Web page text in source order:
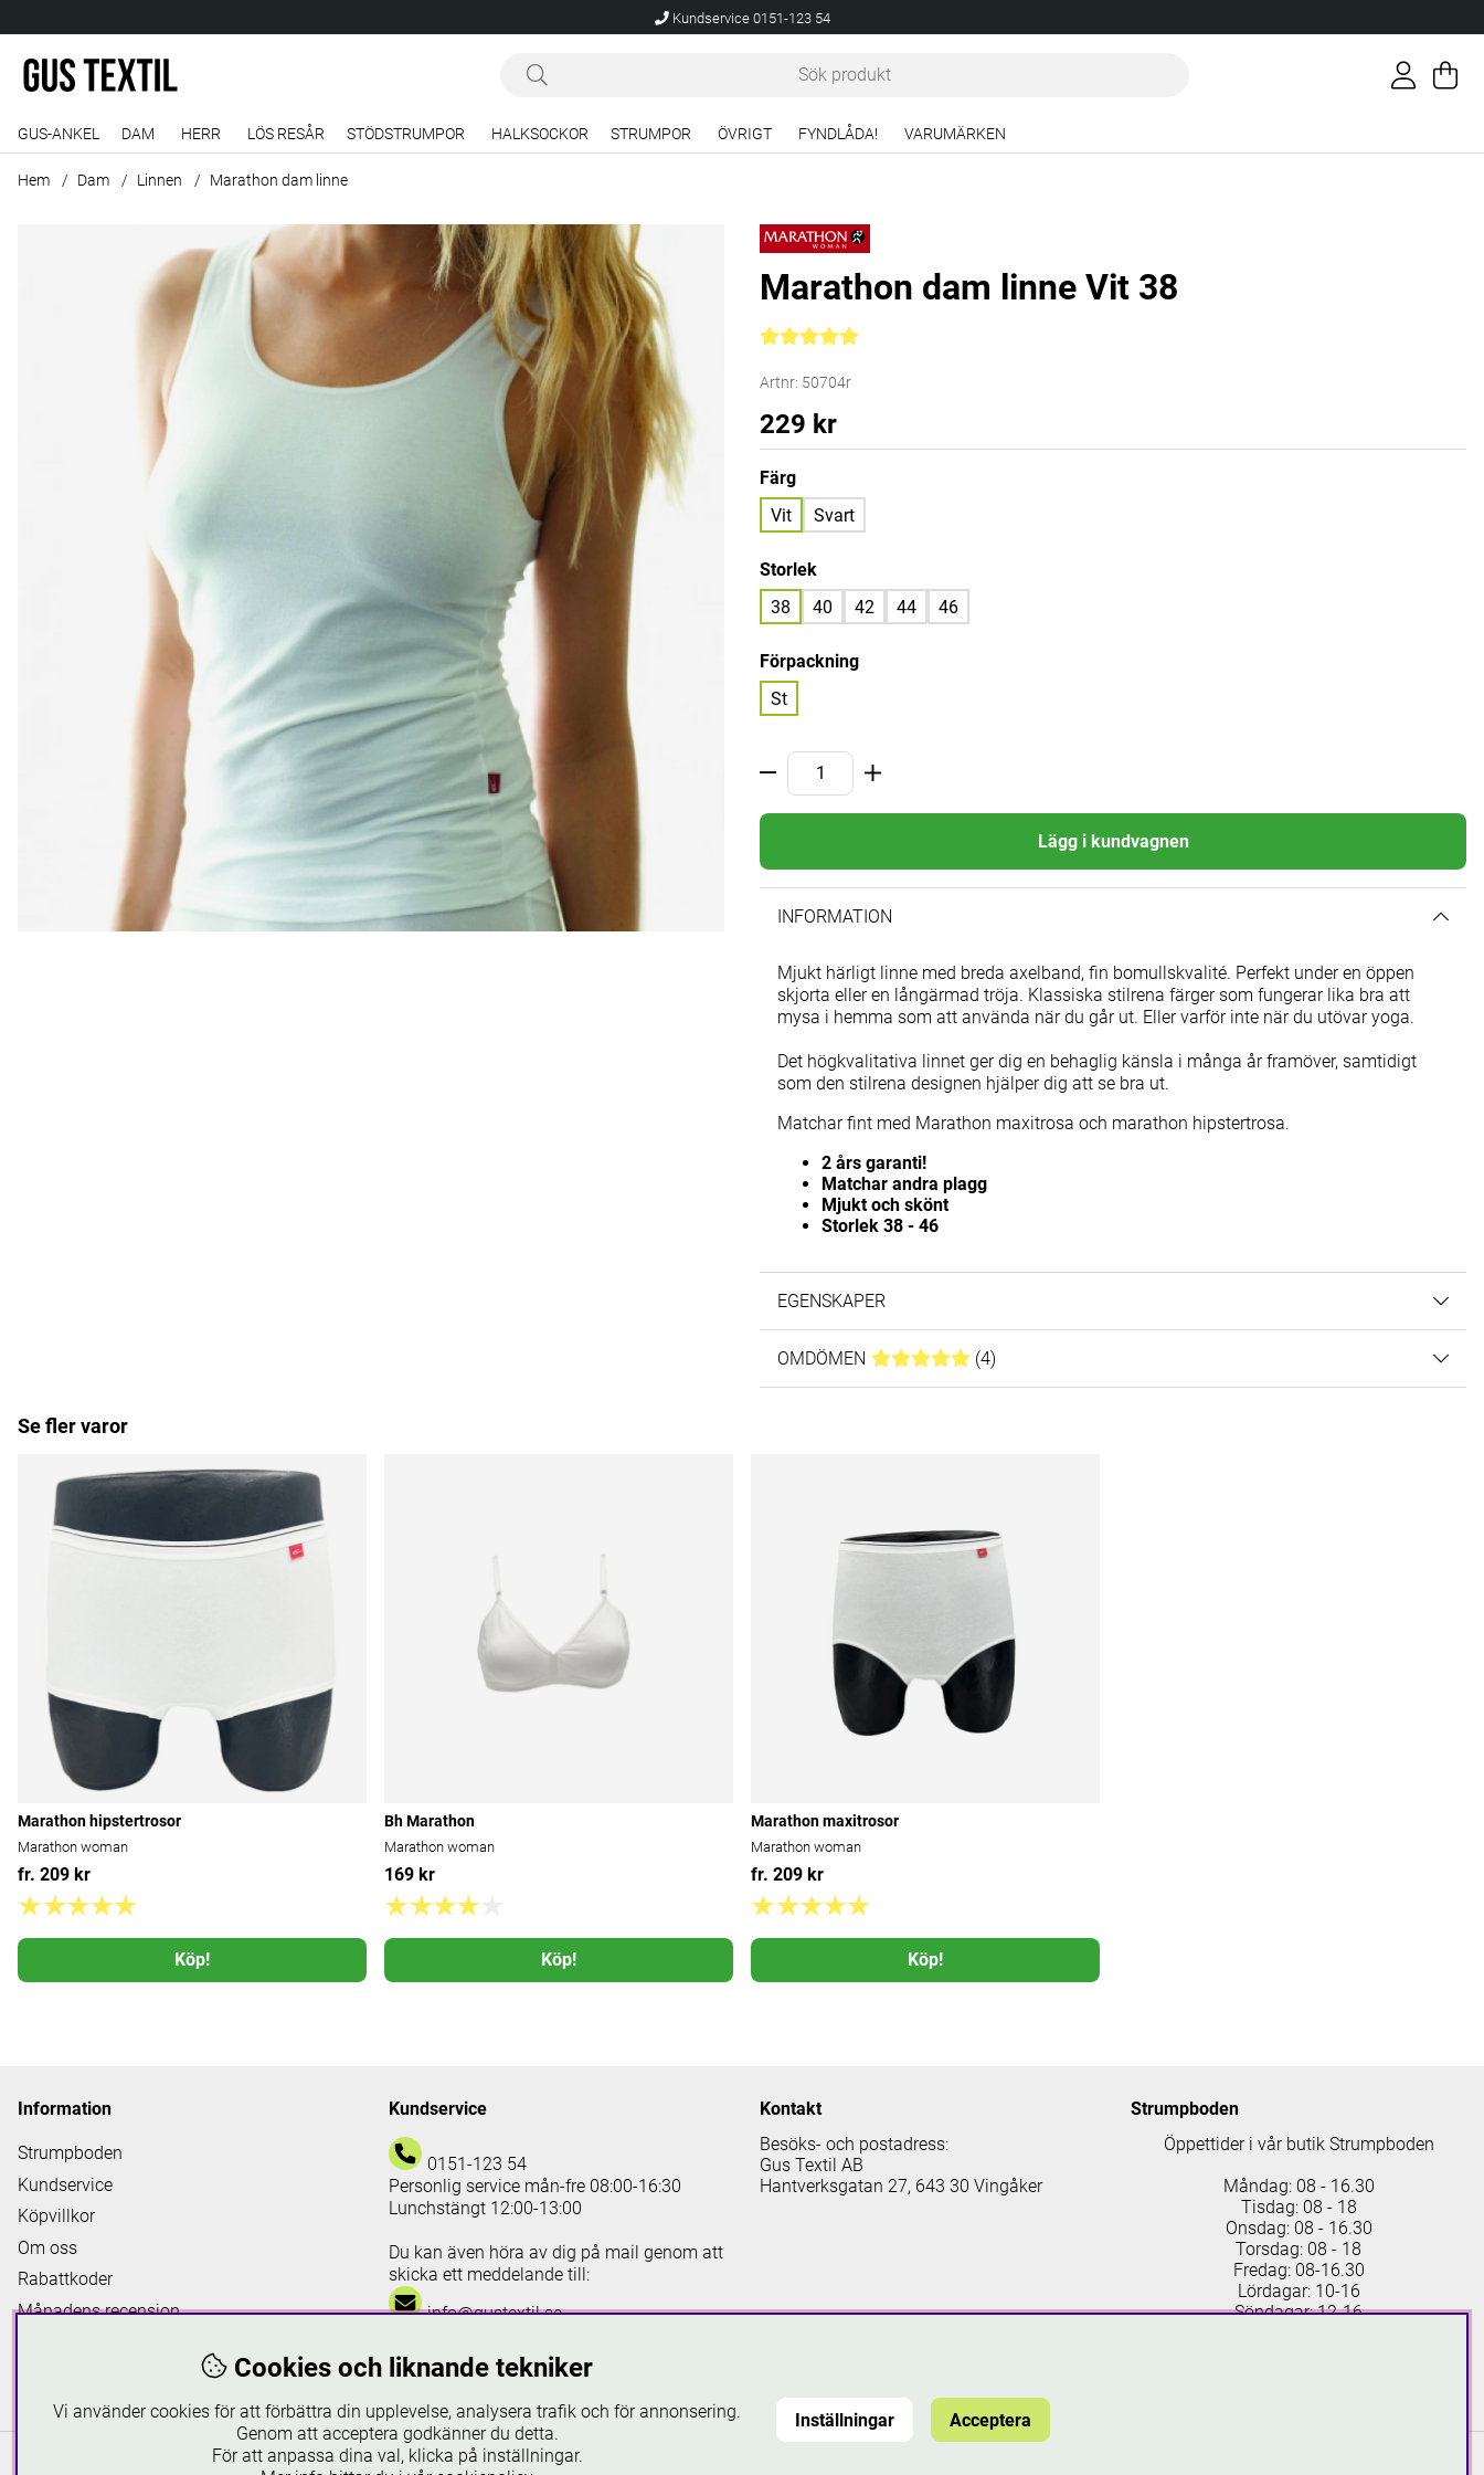
Kundservice 0151-123 54
.
GUS-ANKEL DAM HERR LÖS RESÅR STÖDSTRUMPOR HALKSOCKOR STRUMPOR ÖVRIGT FYNDLÅDA! VARUMÄRKEN
Hem Dam Linnen Marathon dam linne
Produktbilder Marathon dam linne
Marathon dam linne Vit 38
Medelbetyg 5 av 5 Antal betyg 4
Artnr: 50704r
229 kr
Färg
Vit
Svart
Storlek
38
40 42 44 46
Förpackning
St
Lägg i kundvagnen
INFORMATION
Mjukt härligt linne med breda axelband, fin bomullskvalité. Perfekt under en öppen
skjorta eller en långärmad tröja. Klassiska stilrena färger som fungerar lika bra att
mysa i hemma som att använda när du går ut. Eller varför inte när du utövar yoga.
Det högkvalitativa linnet ger dig en behaglig känsla i många år framöver, samtidigt
som den stilrena designen hjälper dig att se bra ut.
Matchar fint med Marathon maxitrosa och marathon hipstertrosa.
2 års garanti!
Matchar andra plagg
Mjukt och skönt
Storlek 38 - 46
EGENSKAPER
OMDÖMEN MEDELBETYG 5 AV 5 ANTAL BETYG 4
(4)
Se fler varor
Marathon hipstertrosor
Marathon woman
fr. 209 kr
Köp!
Bh Marathon
Marathon woman
169 kr
Köp!
Marathon maxitrosor
Marathon woman
fr. 209 kr
Köp!
Information
Strumpboden
Kundservice
Köpvillkor
Om oss
Rabattkoder
Månadens recension
Kundservice
0151-123 54
Personlig service mån-fre 08:00-16:30
Lunchstängt 12:00-13:00
Du kan även höra av dig på mail genom att
skicka ett meddelande till:
info@gustextil.se
gustextil.se använder cookies
Kontakt
Besöks- och postadress:
Gus Textil AB
Hantverksgatan 27, 643 30 Vingåker
Strumpboden
Öppettider i vår butik Strumpboden
Måndag: 08 - 16.30
Tisdag: 08 - 18
Onsdag: 08 - 16.30
Torsdag: 08 - 18
Fredag: 08-16.30
Lördagar: 10-16
Söndagar: 12-16
Cookies och liknande tekniker
Vi använder cookies för att förbättra din upplevelse, analysera trafik och för annonsering.
Genom att acceptera godkänner du detta.
För att anpassa dina val, klicka på inställningar.
Inställningar Acceptera